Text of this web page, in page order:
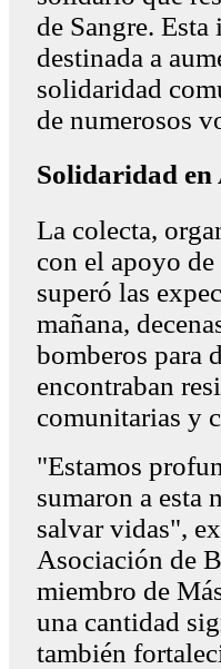
de Sangre.
destinada a
solidaridad
de numerosos
Solidaridad en
La colecta,
con el apoyo
superó las
mañana,
bomberos para
encontraban
comunitarias y
"Estamos
sumaron a esta
salvar vidas",
Asociación de
miembro de
una cantidad
también